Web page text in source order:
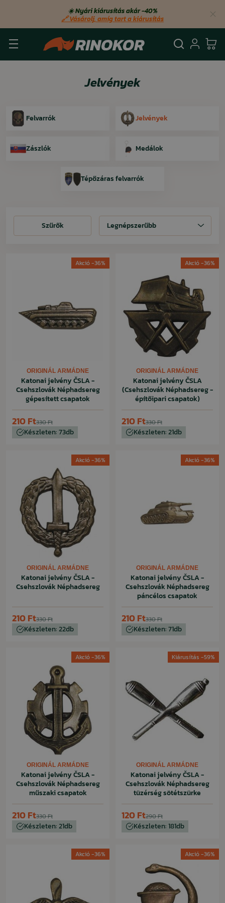
☀️ Nyári kiárusítás akár −40%
🔗 Vásárolj, amíg tart a kiárusítás
Keresés
Jelvények
Felvarrók Jelvények
Zászlók Medálok
Tépőzáras felvarrók
Szűrők
Szűrők Legnépszerűbb
Akció -36%
ORIGINÁL ARMÁDNE
Katonai jelvény ČSLA -
Csehszlovák Néphadsereg
gépesített csapatok
330 Ft
210 Ft
Készleten: 73db
Akció -36%
ORIGINÁL ARMÁDNE
Katonai jelvény ČSLA
(Csehszlovák Néphadsereg -
építőipari csapatok)
330 Ft
210 Ft
Készleten: 21db
Akció -36%
ORIGINÁL ARMÁDNE
Katonai jelvény ČSLA -
Csehszlovák Néphadsereg
330 Ft
210 Ft
Készleten: 22db
Akció -36%
ORIGINÁL ARMÁDNE
Katonai jelvény ČSLA -
Csehszlovák Néphadsereg
páncélos csapatok
330 Ft
210 Ft
Készleten: 71db
Akció -36%
ORIGINÁL ARMÁDNE
Katonai jelvény ČSLA -
Csehszlovák Néphadsereg
műszaki csapatok
330 Ft
210 Ft
Készleten: 21db
Kiárusítás -59%
ORIGINÁL ARMÁDNE
Katonai jelvény ČSLA -
Csehszlovák Néphadsereg
tüzérség sötétszürke
290 Ft
120 Ft
Készleten: 181db
Akció -36% Akció -36%